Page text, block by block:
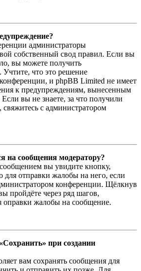
администраторы
собственный свод правил. Если вы
вы можете получить
Учтите, что это решение
и phpBB Limited не имеет
к предупреждениям, вынесенным
вы не знаете, за что получили
с администратором
на сообщения модератору?
вы увидите кнопку,
для отправки жалобы на него, если
конференции. Щёлкнув
пройдёте через ряд шагов,
оправки жалобы на сообщение.
при создании
вам сохранять сообщения для